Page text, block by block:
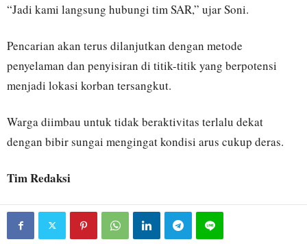
“Jadi kami langsung hubungi tim SAR,” ujar Soni.
Pencarian akan terus dilanjutkan dengan metode
penyelaman dan penyisiran di titik-titik yang berpotensi
menjadi lokasi korban tersangkut.
Warga diimbau untuk tidak beraktivitas terlalu dekat
dengan bibir sungai mengingat kondisi arus cukup deras.
Tim Redaksi